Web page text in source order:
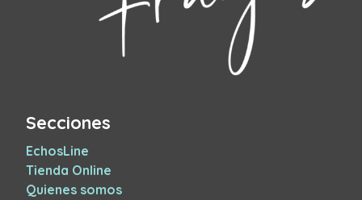
Secciones
EchosLine
Tienda Online
Quienes somos